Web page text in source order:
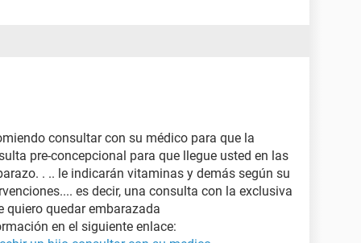
consultar con su médico para que la
pre-concepcional para que llegue usted en las
. .. le indicarán vitaminas y demás según su
es decir, una consulta con la exclusiva
quiero quedar embarazada
en el siguiente enlace: